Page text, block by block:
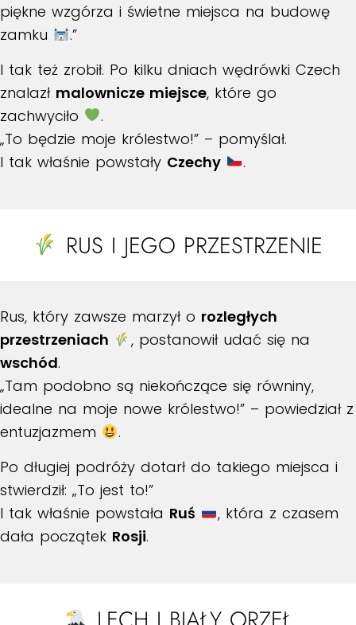
piękne wzgórza i świetne miejsca na budowę
zamku
.”
I tak też zrobił. Po kilku dniach wędrówki Czech
znalazł malownicze miejsce, które go
zachwyciło
.
„To będzie moje królestwo!” – pomyślał.
I tak właśnie powstały Czechy .
RUS I JEGO PRZESTRZENIE
Rus, który zawsze marzył o rozległych
przestrzeniach
, postanowił udać się na
wschód.
„Tam podobno są niekończące się równiny,
idealne na moje nowe królestwo!” – powiedział z
entuzjazmem
.
Po długiej podróży dotarł do takiego miejsca i
stwierdził: „To jest to!”
I tak właśnie powstała Ruś
, która z czasem
dała początek Rosji.